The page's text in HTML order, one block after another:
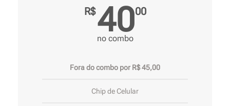
R$4000
no combo
Fora do combo por R$ 45,00
Chip de Celular